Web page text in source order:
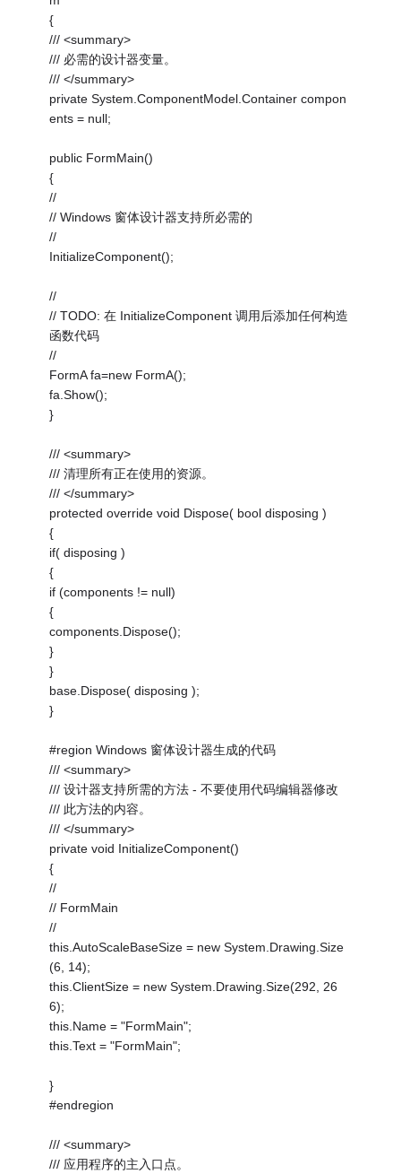
{
/// <summary>
/// 必需的设计器变量。
/// </summary>
private System.ComponentModel.Container compon
ents = null;
public FormMain()
{
//
// Windows 窗体设计器支持所必需的
//
InitializeComponent();
//
// TODO: 在 InitializeComponent 调用后添加任何构造
函数代码
//
FormA fa=new FormA();
fa.Show();
}
/// <summary>
/// 清理所有正在使用的资源。
/// </summary>
protected override void Dispose( bool disposing )
{
if( disposing )
{
if (components != null)
{
components.Dispose();
}
}
base.Dispose( disposing );
}
#region Windows 窗体设计器生成的代码
/// <summary>
/// 设计器支持所需的方法 - 不要使用代码编辑器修改
/// 此方法的内容。
/// </summary>
private void InitializeComponent()
{
//
// FormMain
//
this.AutoScaleBaseSize = new System.Drawing.Size
(6, 14);
this.ClientSize = new System.Drawing.Size(292, 26
6);
this.Name = "FormMain";
this.Text = "FormMain";
}
#endregion
/// <summary>
/// 应用程序的主入口点。